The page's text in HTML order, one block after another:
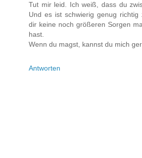
Tut mir leid. Ich weiß, dass du
Und es ist schwierig genug richtig
dir keine noch größeren Sorgen
hast.
Wenn du magst, kannst du mich
Antworten